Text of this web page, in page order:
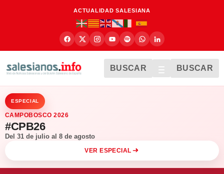
ACTUALIDAD SALESIANA
BUSCAR BUSCAR
ESPECIAL
CAMPOBOSCO 2026
#CPB26
Del 31 de julio al 8 de agosto
VER ESPECIAL